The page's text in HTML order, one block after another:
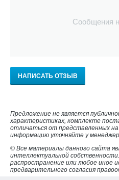
Сообщения
НАПИСАТЬ ОТЗЫВ
Предложение не является
характеристиках, комплекте
отличаться от представленных
информацию уточняйте у
© Все материалы данного сайта
интеллектуальной
распространение или любое иное
предварительного согласия